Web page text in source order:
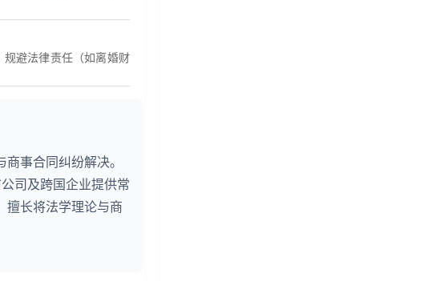
避法律责任（如离婚财
事合同纠纷解决。
司及跨国企业提供常
擅长将法学理论与商